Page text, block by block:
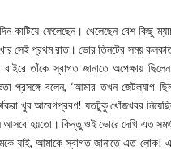
কাটিয়ে ফেলেছেন। খেলেছেন বেশ কিছু
সেই প্রথম রাত। ভোর তিনটের সময়
বাইরে তাঁকে স্বাগত জানাতে অপেক্ষায়
প্রসঙ্গে বলেন, ‘আমার তখন জেটল্যাগ
খুব আবেগপ্রবণ! যতটুকু খোঁজখবর
আসবে হয়তো। কিন্তু ওই ভোরে দেখি এত
যাই, আমাকে স্বাগত জানাতে এত লোক!